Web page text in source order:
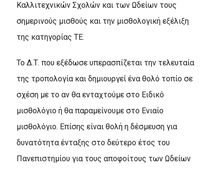
Καλλιτεχνικών Σχολών και των Ωδείων τους
σημερινούς μισθούς και την μισθολογική εξέλιξη
της κατηγορίας ΤΕ.
Το Δ.Τ. που εξέδωσε υπερασπίζεται την τελευταία
της τροπολογία και δημιουργεί ένα θολό τοπίο σε
σχέση με το αν θα ενταχτούμε στο Ειδικό
μισθολόγιο ή θα παραμείνουμε στο Ενιαίο
μισθολόγιο. Επίσης είναι θολή η δέσμευση για
δυνατότητα ένταξης στο δεύτερο έτος του
Πανεπιστημίου για τους αποφοίτους των Ωδείων